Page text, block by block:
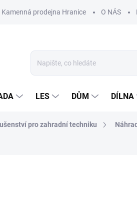
Kamenná prodejna Hranice O NÁS
LES DŮM DÍLNA
pro zahradní techniku